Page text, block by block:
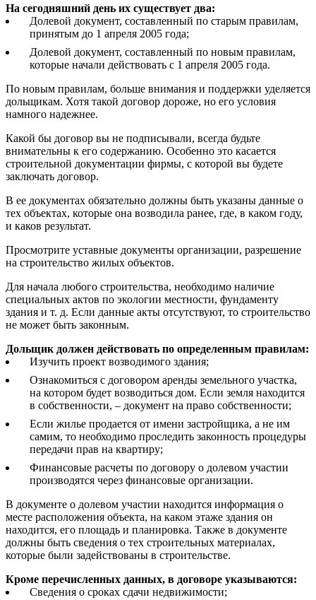
На сегодняшний день их существует два:
Долевой документ, составленный по старым правилам,
принятым до 1 апреля 2005 года;
Долевой документ, составленный по новым правилам,
которые начали действовать с 1 апреля 2005 года.
По новым правилам, больше внимания и поддержки уделяется
дольщикам. Хотя такой договор дороже, но его условия
намного надежнее.
Какой бы договор вы не подписывали, всегда будьте
внимательны к его содержанию. Особенно это касается
строительной документации фирмы, с которой вы будете
заключать договор.
В ее документах обязательно должны быть указаны данные о
тех объектах, которые она возводила ранее, где, в каком году,
и каков результат.
Просмотрите уставные документы организации, разрешение
на строительство жилых объектов.
Для начала любого строительства, необходимо наличие
специальных актов по экологии местности, фундаменту
здания и т. д. Если данные акты отсутствуют, то строительство
не может быть законным.
Дольщик должен действовать по определенным правилам:
Изучить проект возводимого здания;
Ознакомиться с договором аренды земельного участка,
на котором будет возводиться дом. Если земля находится
в собственности, – документ на право собственности;
Если жилье продается от имени застройщика, а не им
самим, то необходимо проследить законность процедуры
передачи прав на квартиру;
Финансовые расчеты по договору о долевом участии
производятся через финансовые организации.
В документе о долевом участии находится информация о
месте расположения объекта, на каком этаже здания он
находится, его площадь и планировка. Также в документе
должны быть сведения о тех строительных материалах,
которые были задействованы в строительстве.
Кроме перечисленных данных, в договоре указываются:
Сведения о сроках сдачи недвижимости;